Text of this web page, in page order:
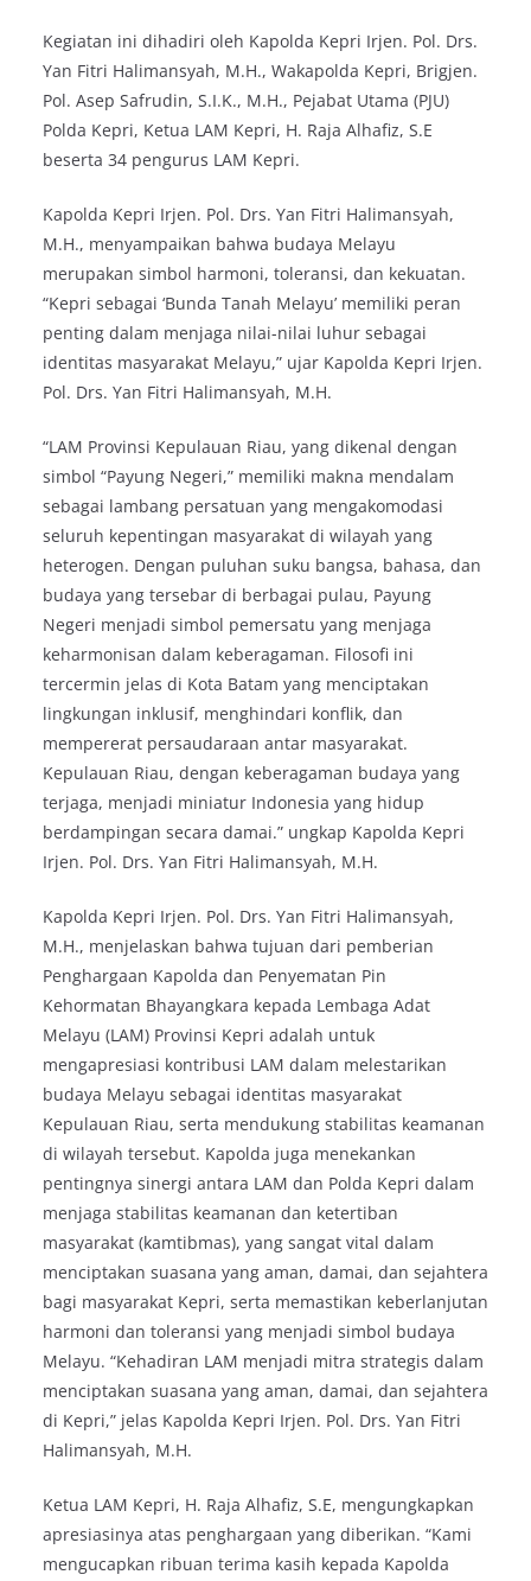
Kegiatan ini dihadiri oleh Kapolda Kepri Irjen. Pol. Drs.
Yan Fitri Halimansyah, M.H., Wakapolda Kepri, Brigjen.
Pol. Asep Safrudin, S.I.K., M.H., Pejabat Utama (PJU)
Polda Kepri, Ketua LAM Kepri, H. Raja Alhafiz, S.E
beserta 34 pengurus LAM Kepri.
Kapolda Kepri Irjen. Pol. Drs. Yan Fitri Halimansyah,
M.H., menyampaikan bahwa budaya Melayu
merupakan simbol harmoni, toleransi, dan kekuatan.
“Kepri sebagai ‘Bunda Tanah Melayu’ memiliki peran
penting dalam menjaga nilai-nilai luhur sebagai
identitas masyarakat Melayu,” ujar Kapolda Kepri Irjen.
Pol. Drs. Yan Fitri Halimansyah, M.H.
“LAM Provinsi Kepulauan Riau, yang dikenal dengan
simbol “Payung Negeri,” memiliki makna mendalam
sebagai lambang persatuan yang mengakomodasi
seluruh kepentingan masyarakat di wilayah yang
heterogen. Dengan puluhan suku bangsa, bahasa, dan
budaya yang tersebar di berbagai pulau, Payung
Negeri menjadi simbol pemersatu yang menjaga
keharmonisan dalam keberagaman. Filosofi ini
tercermin jelas di Kota Batam yang menciptakan
lingkungan inklusif, menghindari konflik, dan
mempererat persaudaraan antar masyarakat.
Kepulauan Riau, dengan keberagaman budaya yang
terjaga, menjadi miniatur Indonesia yang hidup
berdampingan secara damai.” ungkap Kapolda Kepri
Irjen. Pol. Drs. Yan Fitri Halimansyah, M.H.
Kapolda Kepri Irjen. Pol. Drs. Yan Fitri Halimansyah,
M.H., menjelaskan bahwa tujuan dari pemberian
Penghargaan Kapolda dan Penyematan Pin
Kehormatan Bhayangkara kepada Lembaga Adat
Melayu (LAM) Provinsi Kepri adalah untuk
mengapresiasi kontribusi LAM dalam melestarikan
budaya Melayu sebagai identitas masyarakat
Kepulauan Riau, serta mendukung stabilitas keamanan
di wilayah tersebut. Kapolda juga menekankan
pentingnya sinergi antara LAM dan Polda Kepri dalam
menjaga stabilitas keamanan dan ketertiban
masyarakat (kamtibmas), yang sangat vital dalam
menciptakan suasana yang aman, damai, dan sejahtera
bagi masyarakat Kepri, serta memastikan keberlanjutan
harmoni dan toleransi yang menjadi simbol budaya
Melayu. “Kehadiran LAM menjadi mitra strategis dalam
menciptakan suasana yang aman, damai, dan sejahtera
di Kepri,” jelas Kapolda Kepri Irjen. Pol. Drs. Yan Fitri
Halimansyah, M.H.
Ketua LAM Kepri, H. Raja Alhafiz, S.E, mengungkapkan
apresiasinya atas penghargaan yang diberikan. “Kami
mengucapkan ribuan terima kasih kepada Kapolda